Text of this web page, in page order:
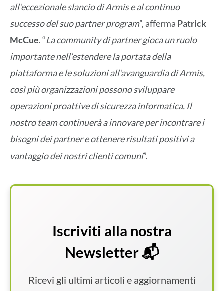
all’eccezionale slancio di Armis e al continuo
successo del suo partner program”, afferma Patrick
McCue. “La community di partner gioca un ruolo
importante nell’estendere la portata della
piattaforma e le soluzioni all’avanguardia di Armis,
così più organizzazioni possono sviluppare
operazioni proattive di sicurezza informatica. Il
nostro team continuerà a innovare per incontrare i
bisogni dei partner e ottenere risultati positivi a
vantaggio dei nostri clienti comuni”.
Iscriviti alla nostra
Newsletter 📬
Ricevi gli ultimi articoli e aggiornamenti